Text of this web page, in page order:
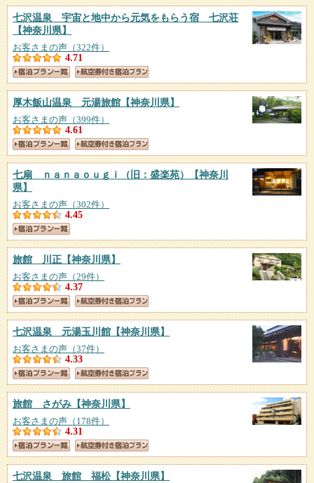
七沢温泉 宇宙と地中から元気をもらう宿 七沢荘
【神奈川県】
お客さまの声（322件）
4.71
厚木飯山温泉 元湯旅館 【神奈川県】
お客さまの声（399件）
4.61
七扇 ｎａｎａｏｕｇｉ（旧：盛楽苑）
【神奈川
県】
お客さまの声（302件）
4.45
旅館 川正 【神奈川県】
お客さまの声（29件）
4.37
七沢温泉 元湯玉川館 【神奈川県】
お客さまの声（37件）
4.33
旅館 さがみ 【神奈川県】
お客さまの声（178件）
4.31
七沢温泉 旅館 福松【神奈川県】